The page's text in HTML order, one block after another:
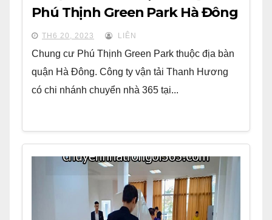
Phú Thịnh Green Park Hà Đông
TH6 20, 2023 LIÊN
Chung cư Phú Thịnh Green Park thuộc địa bàn
quận Hà Đông. Công ty vận tải Thanh Hương
có chi nhánh chuyển nhà 365 tại...